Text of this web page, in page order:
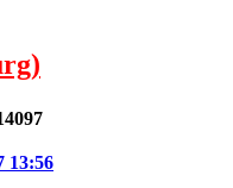
13:56